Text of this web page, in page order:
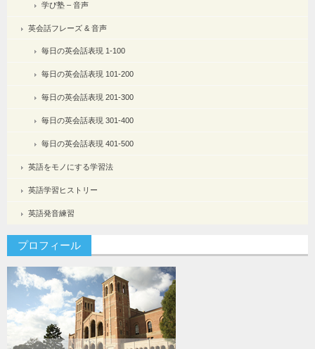
学び塾 – 音声
英会話フレーズ & 音声
毎日の英会話表現 1-100
毎日の英会話表現 101-200
毎日の英会話表現 201-300
毎日の英会話表現 301-400
毎日の英会話表現 401-500
英語をモノにする学習法
英語学習ヒストリー
英語発音練習
プロフィール